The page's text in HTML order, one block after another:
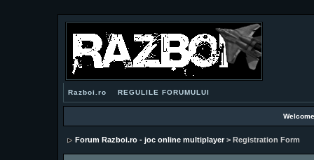
Razboi.ro REGULILE FORUMULUI
Forum Razboi.ro - joc online multiplayer> Registration Form